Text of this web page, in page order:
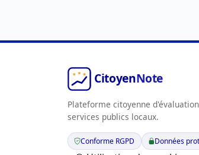
Plateforme citoyenne
services publics locaux.
Conforme RGPD Données